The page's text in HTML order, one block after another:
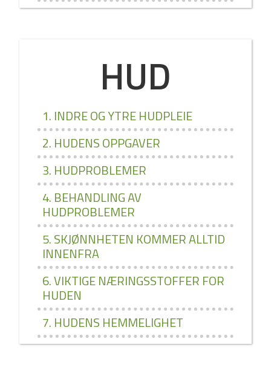
HUD
1. INDRE OG YTRE HUDPLEIE
2. HUDENS OPPGAVER
3. HUDPROBLEMER
4. BEHANDLING AV
HUDPROBLEMER
5. SKJØNNHETEN KOMMER ALLTID
INNENFRA
6. VIKTIGE NÆRINGSSTOFFER FOR
HUDEN
7. HUDENS HEMMELIGHET